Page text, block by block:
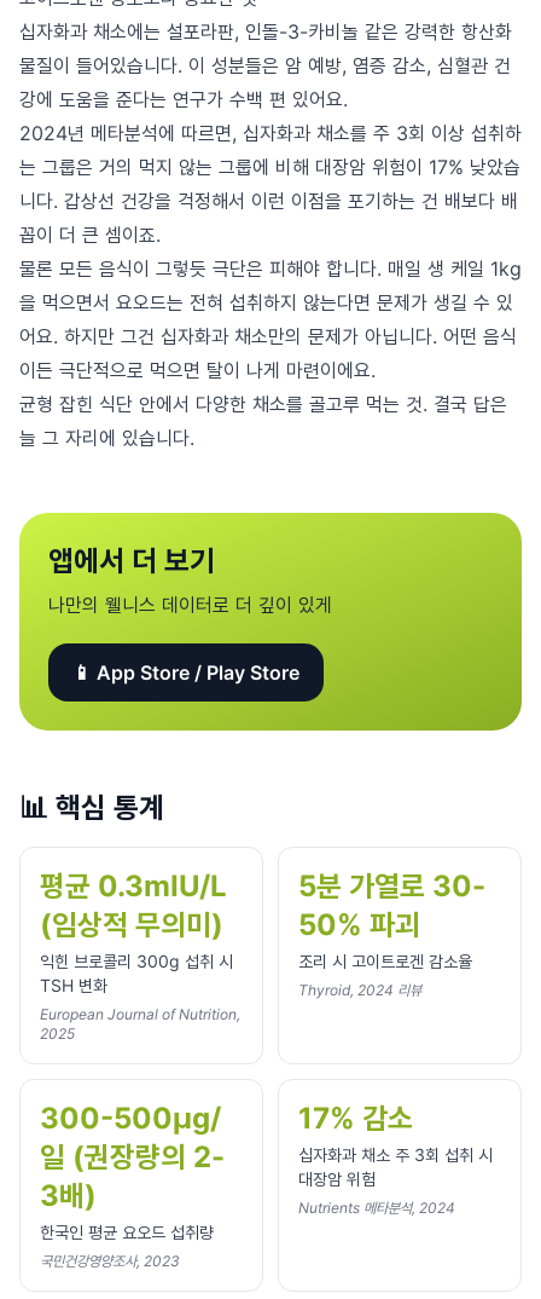
십자화과 채소에는 설포라판, 인돌-3-카비놀 같은 강력한 항산화
물질이 들어있습니다. 이 성분들은 암 예방, 염증 감소, 심혈관 건
강에 도움을 준다는 연구가 수백 편 있어요.
2024년 메타분석에 따르면, 십자화과 채소를 주 3회 이상 섭취하
는 그룹은 거의 먹지 않는 그룹에 비해 대장암 위험이 17% 낮았습
니다. 갑상선 건강을 걱정해서 이런 이점을 포기하는 건 배보다 배
꼽이 더 큰 셈이죠.
물론 모든 음식이 그렇듯 극단은 피해야 합니다. 매일 생 케일 1kg
을 먹으면서 요오드는 전혀 섭취하지 않는다면 문제가 생길 수 있
어요. 하지만 그건 십자화과 채소만의 문제가 아닙니다. 어떤 음식
이든 극단적으로 먹으면 탈이 나게 마련이에요.
균형 잡힌 식단 안에서 다양한 채소를 골고루 먹는 것. 결국 답은
늘 그 자리에 있습니다.
앱에서 더 보기
나만의 웰니스 데이터로 더 깊이 있게
📱 App Store / Play Store
📊 핵심 통계
평균 0.3mIU/L
(임상적 무의미)
익힌 브로콜리 300g 섭취 시
TSH 변화
European Journal of Nutrition,
2025
5분 가열로 30-
50% 파괴
조리 시 고이트로겐 감소율
Thyroid, 2024 리뷰
300-500μg/
일 (권장량의 2-
3배)
한국인 평균 요오드 섭취량
국민건강영양조사, 2023
17% 감소
십자화과 채소 주 3회 섭취 시
대장암 위험
Nutrients 메타분석, 2024